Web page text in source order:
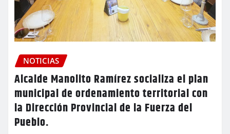
NOTICIAS
Alcalde Manolito Ramírez socializa el plan
municipal de ordenamiento territorial con
la Dirección Provincial de la Fuerza del
Pueblo.